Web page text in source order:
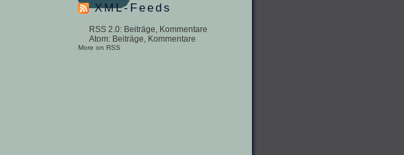
XML-Feeds
RSS 2.0: Beiträge, Kommentare
Atom: Beiträge, Kommentare
More on RSS